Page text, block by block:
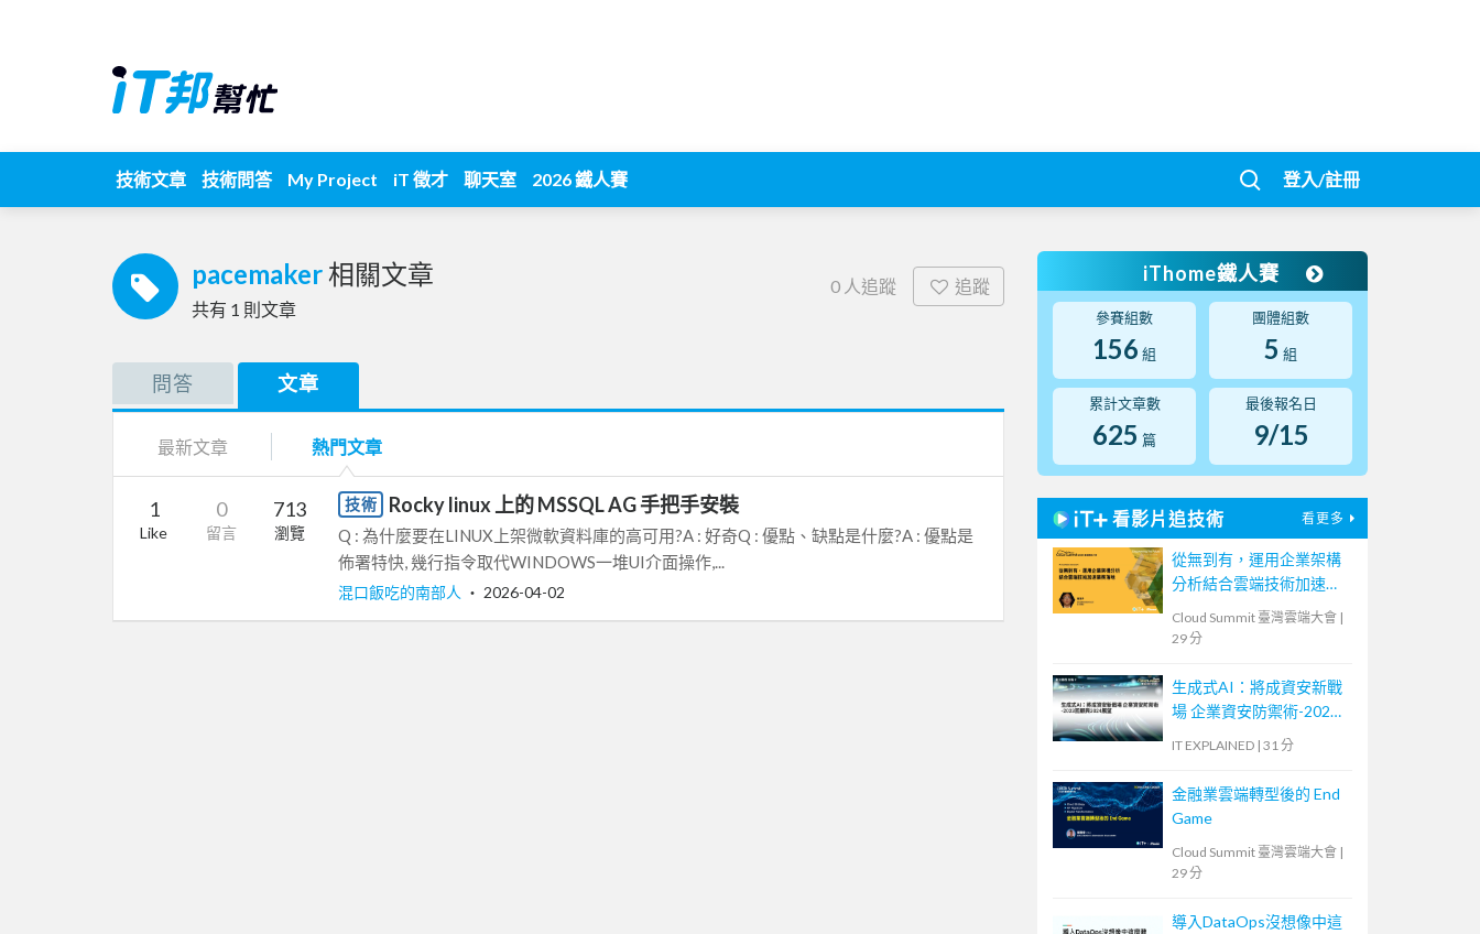
技術文章 技術問答 My Project iT 徵才 聊天室 2026 鐵人賽 登入/註冊
pacemaker 相關文章
共有 1 則文章
0 人追蹤 追蹤
問答 文章
最新文章 熱門文章
1
Like
0
留言
713
瀏覽
技術 Rocky linux 上的 MSSQL AG 手把手安裝
Q : 為什麼要在LINUX上架微軟資料庫的高可用?A : 好奇Q : 優點、缺點是什麼?A : 優點是
佈署特快, 幾行指令取代WINDOWS一堆UI介面操作,...
混口飯吃的南部人 ‧ 2026-04-02
iThome鐵人賽
參賽組數
156 組
團體組數
5 組
累計文章數
625 篇
最後報名日
9/15
看影片追技術 看更多
從無到有，運用企業架構
分析結合雲端技術加速業
Cloud Summit 臺灣雲端大會 |
29 分
生成式AI：將成資安新戰
場 企業資安防禦術-2023
IT EXPLAINED | 31 分
金融業雲端轉型後的 End
Game
Cloud Summit 臺灣雲端大會 |
29 分
導入DataOps沒想像中這